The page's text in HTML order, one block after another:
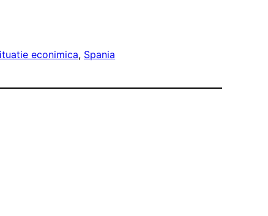
econimica, Spania